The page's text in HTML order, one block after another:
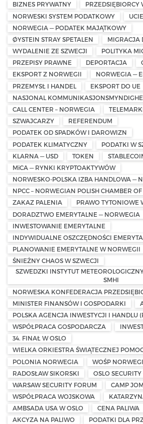
BIZNES PRYWATNY
PRZEDSIĘBIORCY
NORWESKI SYSTEM PODATKOWY
NORWEGIA — PODATEK MAJĄTKOWY
ØYSTEIN STRAY SPETALEN
MIGRACJA
WYDALENIE ZE SZWECJI
POLITYKA
PRZEPISY PRAWNE
DEPORTACJA
EKSPORT Z NORWEGII
NORWEGIA —
PRZEMYSŁ I HANDEL
EKSPORT DO UE
NASJONAL
CALL CENTER – NORWEGIA
SZWAJCARZY
REFERENDUM
PODATEK OD SPADKÓW I DAROWIZN
PODATEK KLIMATYCZNY
PODATKI W
KLARNA — USD
TOKEN
MiCA — RYNKI KRYPTOAKTYWÓW
NORWESKO-POLSKA IZBA HANDLOWA —
NPCC – NORWEGIAN POLISH CHAMBER
ZAKAZ PALENIA
PRAWO TYTONIOWE
DORADZTWO EMERYTALNE — NORWEGIA
INWESTOWANIE EMERYTALNE
INDYWIDUALNE OSZCZĘDNOŚCI
PLANOWANIE EMERYTALNE W NORWEGII
ŚNIEŻNY CHAOS W SZWECJI
SZWEDZKI INSTYTUT
SMHI
NORWESKA KONFEDERACJA
MINISTER FINANSÓW I GOSPODARKI
POLSKA AGENCJA INWESTYCJI I HANDLU
WSPÓŁPRACA GOSPODARCZA
34. FINAŁ W OSLO
WIELKA ORKIESTRA ŚWIĄTECZNEJ
POLONIA NORWEGIA
WOŚP
RADOSŁAW SIKORSKI
OSLO
WARSAW SECURITY FORUM
CAMP
WSPÓŁPRACA WOJSKOWA
AMBSADA USA W OSLO
CENA PALIWA
AKCYZA NA PALIWO
PODATKI DLA